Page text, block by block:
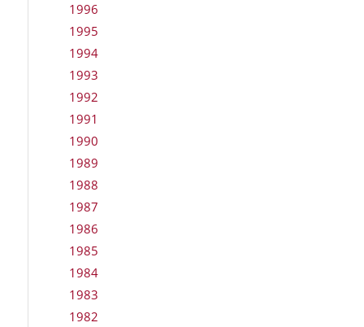
1996
1995
1994
1993
1992
1991
1990
1989
1988
1987
1986
1985
1984
1983
1982